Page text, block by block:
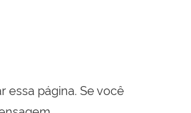
essa página. Se você